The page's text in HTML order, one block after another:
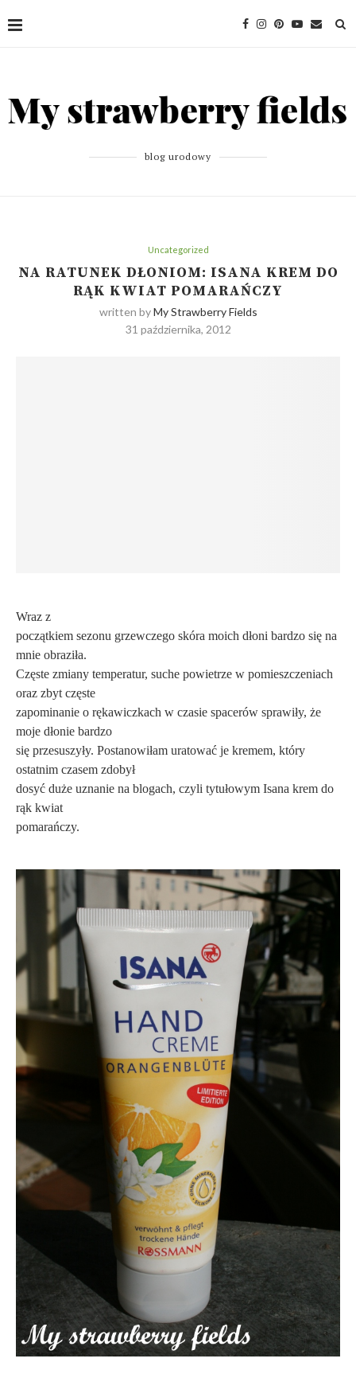
blog urodowy
Uncategorized
NA RATUNEK DŁONIOM: ISANA KREM DO
RĄK KWIAT POMARAŃCZY
written byMy Strawberry Fields
31 października, 2012
Wraz z
początkiem sezonu grzewczego skóra moich dłoni bardzo się na
mnie obraziła.
Częste zmiany temperatur, suche powietrze w pomieszczeniach
oraz zbyt częste
zapominanie o rękawiczkach w czasie spacerów sprawiły, że
moje dłonie bardzo
się przesuszyły. Postanowiłam uratować je kremem, który
ostatnim czasem zdobył
dosyć duże uznanie na blogach, czyli tytułowym Isana krem do
rąk kwiat
pomarańczy.